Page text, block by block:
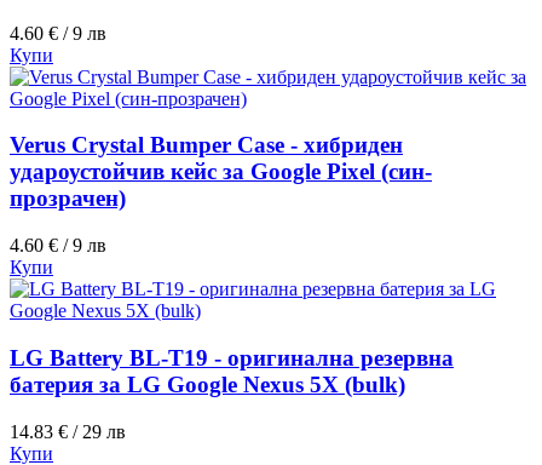
4.60 € / 9 лв
Купи
Verus Crystal Bumper Case - хибриден
удароустойчив кейс за Google Pixel (син-
прозрачен)
4.60 € / 9 лв
Купи
LG Battery BL-T19 - оригинална резервна
батерия за LG Google Nexus 5X (bulk)
14.83 € / 29 лв
Купи